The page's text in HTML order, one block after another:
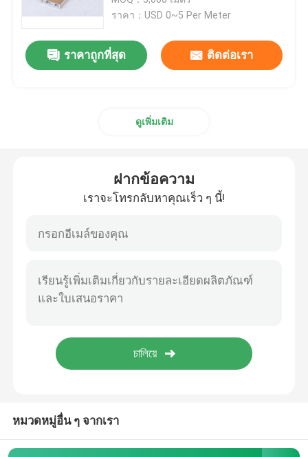
โพรไฟล์ LED โพลีคาร์บอเนต
โปรไฟล์การตกแต่งพีวีซี
โปรไฟล์พลาสติกใส
ราคา：USD 0~5 Per Meter
ราคาถูกที่สุด ติดต่อเรา
ดูเพิ่มเติม
ฝากข้อความ
เราจะโทรกลับหาคุณเร็ว ๆ นี้!
หมวดหมู่อื่น ๆ จากเรา